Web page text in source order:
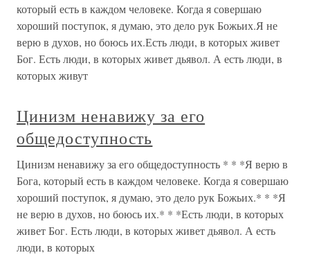
который есть в каждом человеке. Когда я совершаю
хороший поступок, я думаю, это дело рук Божьих.Я не
верю в духов, но боюсь их.Есть люди, в которых живет
Бог. Есть люди, в которых живет дьявол. А есть люди, в
которых живут
Цинизм ненавижу за его
общедоступность
Цинизм ненавижу за его общедоступность * * *Я верю в
Бога, который есть в каждом человеке. Когда я совершаю
хороший поступок, я думаю, это дело рук Божьих.* * *Я
не верю в духов, но боюсь их.* * *Есть люди, в которых
живет Бог. Есть люди, в которых живет дьявол. А есть
люди, в которых